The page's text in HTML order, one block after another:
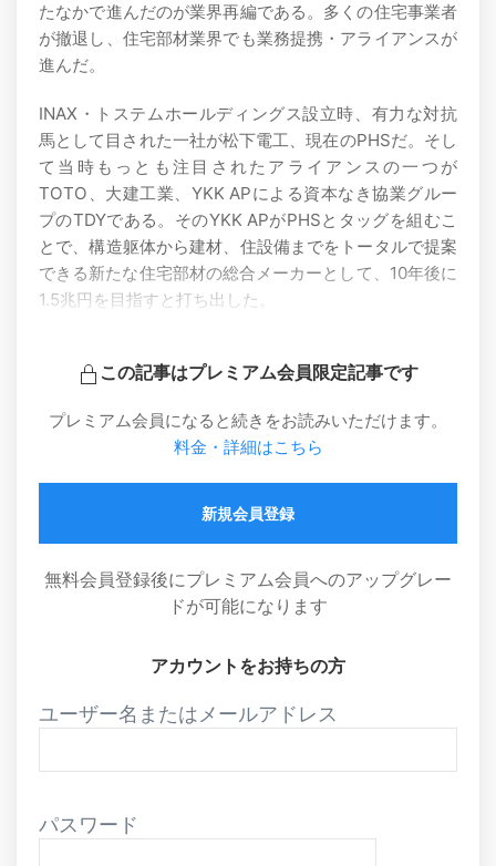
たなかで進んだのが業界再編である。多くの住宅事業者
が撤退し、住宅部材業界でも業務提携・アライアンスが
進んだ。
INAX・トステムホールディングス設立時、有力な対抗
馬として目された一社が松下電工、現在のPHSだ。そし
て当時もっとも注目されたアライアンスの一つが
TOTO、大建工業、YKK APによる資本なき協業グルー
プのTDYである。そのYKK APがPHSとタッグを組むこ
とで、構造躯体から建材、住設備までをトータルで提案
できる新たな住宅部材の総合メーカーとして、10年後に
1.5兆円を目指すと打ち出した。
この記事はプレミアム会員限定記事です
プレミアム会員になると続きをお読みいただけます。
料金・詳細はこちら
新規会員登録
無料会員登録後にプレミアム会員へのアップグレー
ドが可能になります
アカウントをお持ちの方
ユーザー名またはメールアドレス
パスワード